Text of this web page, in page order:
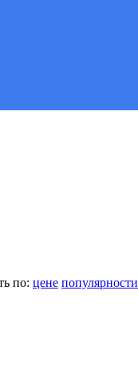
по: цене популярности